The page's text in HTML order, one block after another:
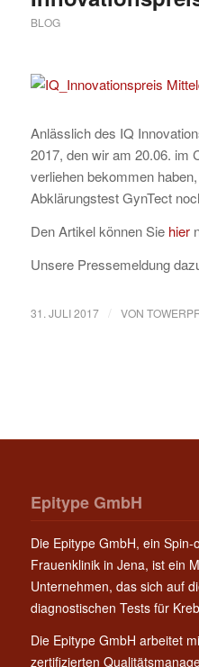
BLOG
Anlässlich des IQ
2017, den wir am 20.06. im
verliehen bekommen
Abklärungstest GynTect
Den Artikel können Sie hier
Unsere Pressemeldung
31. JULI 2017 / VON
Epitype GmbH
Die Epitype GmbH, ein
Frauenklinik in Jena, ist ein
Unternehmen, das sich auf
diagnostischen Tests für
Die Epitype GmbH arbeitet
zertifizierten